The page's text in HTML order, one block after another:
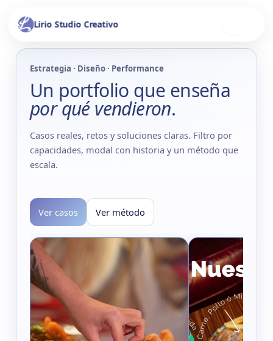
contenido
Lirio Studio Creativo
Estrategia · Diseño · Performance
Un portfolio que enseña
por qué vendieron.
Casos reales, retos y soluciones claras. Filtro por
capacidades, modal con historia y un método que
escala.
Ver casos Ver método